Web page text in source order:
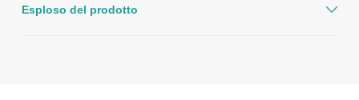
Esploso del prodotto